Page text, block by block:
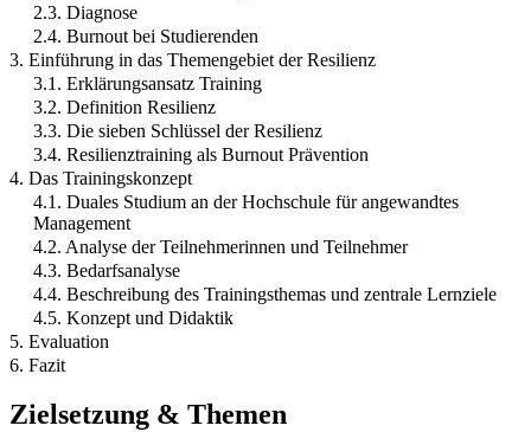
2.3. Diagnose
2.4. Burnout bei Studierenden
3. Einführung in das Themengebiet der Resilienz
3.1. Erklärungsansatz Training
3.2. Definition Resilienz
3.3. Die sieben Schlüssel der Resilienz
3.4. Resilienztraining als Burnout Prävention
4. Das Trainingskonzept
4.1. Duales Studium an der Hochschule für angewandtes
Management
4.2. Analyse der Teilnehmerinnen und Teilnehmer
4.3. Bedarfsanalyse
4.4. Beschreibung des Trainingsthemas und zentrale Lernziele
4.5. Konzept und Didaktik
5. Evaluation
6. Fazit
Zielsetzung & Themen